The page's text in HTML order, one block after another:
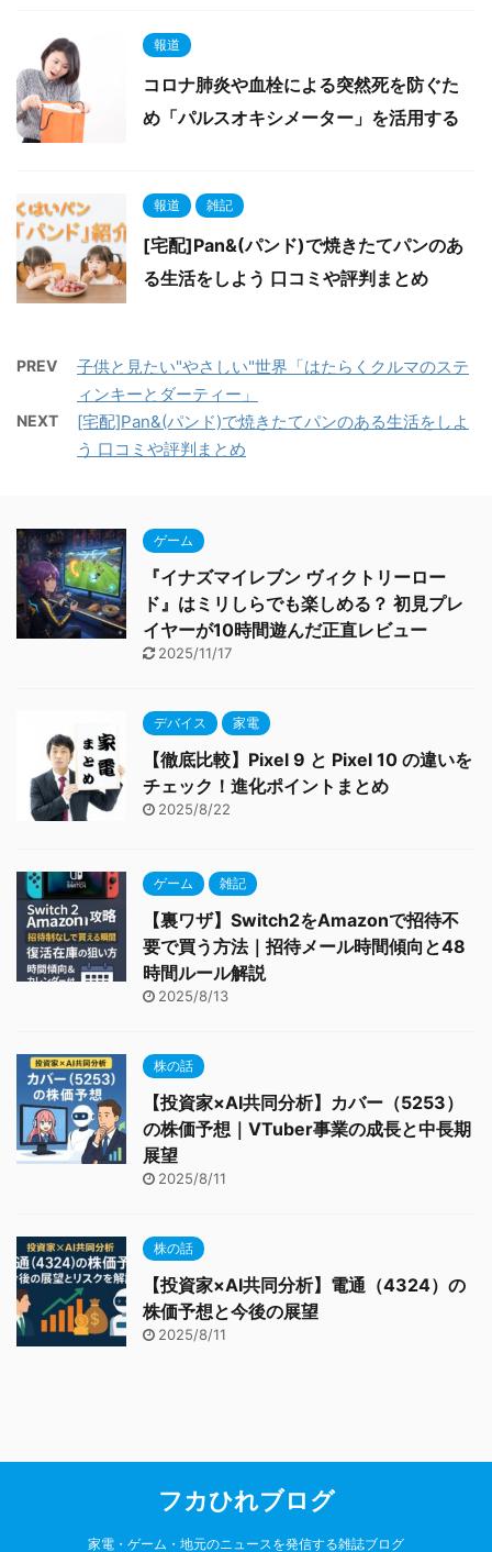
報道
コロナ肺炎や血栓による突然死を防ぐた
め「パルスオキシメーター」を活用する
報道 雑記
[宅配]Pan&(パンド)で焼きたてパンのあ
る生活をしよう 口コミや評判まとめ
PREV
子供と見たい"やさしい"世界「はたらくクルマのステ
ィンキーとダーティー」
NEXT
[宅配]Pan&(パンド)で焼きたてパンのある生活をしよ
う 口コミや評判まとめ
ゲーム
『イナズマイレブン ヴィクトリーロー
ド』はミリしらでも楽しめる？ 初見プレ
イヤーが10時間遊んだ正直レビュー
2025/11/17
デバイス 家電
【徹底比較】Pixel 9 と Pixel 10 の違いを
チェック！進化ポイントまとめ
2025/8/22
ゲーム 雑記
【裏ワザ】Switch2をAmazonで招待不
要で買う方法｜招待メール時間傾向と48
時間ルール解説
2025/8/13
株の話
【投資家×AI共同分析】カバー（5253）
の株価予想｜VTuber事業の成長と中長期
展望
2025/8/11
株の話
【投資家×AI共同分析】電通（4324）の
株価予想と今後の展望
2025/8/11
フカひれブログ
家電・ゲーム・地元のニュースを発信する雑誌ブログ